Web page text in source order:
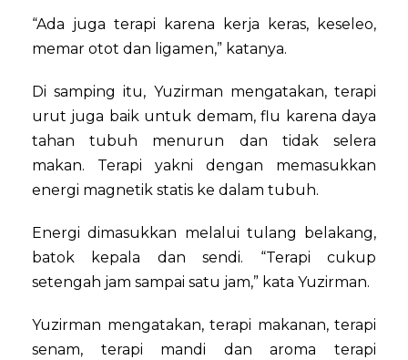
“‎Ada juga terapi karena kerja keras, keseleo,
memar otot dan ligamen,” katanya.
Di samping itu, Yuzirman mengatakan, terapi
urut juga baik untuk demam, flu karena daya
tahan tubuh menurun dan tidak selera
makan. Terapi yakni dengan memasukkan
energi magnetik statis ke dalam tubuh.
Energi dimasukkan melalui tulang belakang,
batok kepala dan sendi. “Terapi cukup
setengah jam sampai satu jam,” kata Yuzirman.
Yuzirman mengatakan, terapi makanan, terapi
senam, terapi mandi dan aroma terapi